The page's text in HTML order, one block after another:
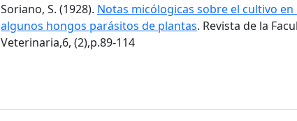
Soriano, S. (1928). Notas micólogicas sobre el cultivo
algunos hongos parásitos de plantas. Revista de la
Veterinaria,6, (2),p.89-114